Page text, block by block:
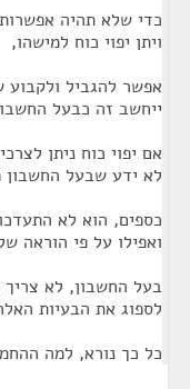
כדי שלא תהיה
ויתן יפוי כוח למישהו,
אפשר להגביל ולקבוע
ייחשב זה כבעל
אם יפוי כוח ניתן
לא ידע שבעל
כספים, הוא לא
ואפילו על פי הוראה
בעל החשבון, לא צריך
לספוג את הבעיות
כל כך נורא, למה